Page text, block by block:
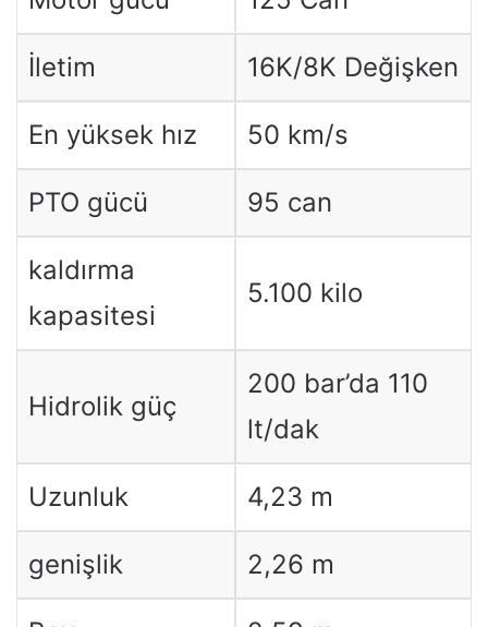
İletim 16K/8K Değişken
En yüksek hız 50 km/s
PTO gücü 95 can
kaldırma
kapasitesi
5.100 kilo
Hidrolik güç
200 bar’da 110
lt/dak
Uzunluk 4,23 m
genişlik 2,26 m